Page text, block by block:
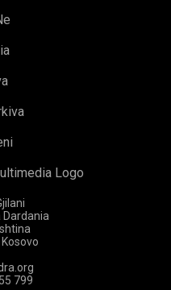
Logo
Dardania
799